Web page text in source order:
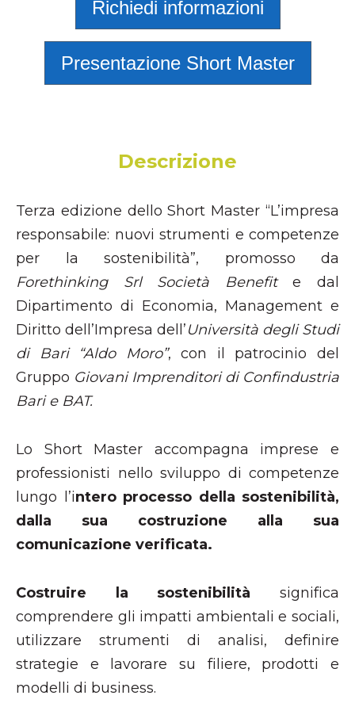
Richiedi informazioni
Presentazione Short Master
Descrizione
Terza edizione dello Short Master “L’impresa
responsabile: nuovi strumenti e competenze
per la sostenibilità”, promosso da
Forethinking Srl Società Benefite dal
Dipartimento di Economia, Management e
Diritto dell’Impresa dell’Università degli Studi
di Bari “Aldo Moro”, con il patrocinio del
Gruppo Giovani Imprenditori di Confindustria
Bari e BAT.
Lo Short Master accompagna imprese e
professionisti nello sviluppo di competenze
lungo l’intero processo della sostenibilità,
dalla sua costruzione alla sua
comunicazione verificata.
Costruire la sostenibilità significa
comprendere gli impatti ambientali e sociali,
utilizzare strumenti di analisi, definire
strategie e lavorare su filiere, prodotti e
modelli di business.